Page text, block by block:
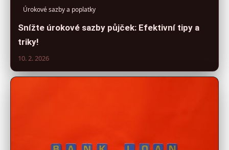
Úrokové sazby a poplatky
Snížte úrokové sazby půjček: Efektivní tipy a
triky!
10. 2. 2026